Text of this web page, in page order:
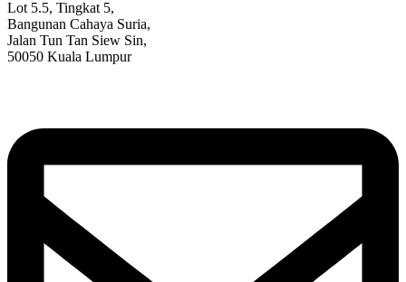
Lot 5.5, Tingkat 5,
Bangunan Cahaya Suria,
Jalan Tun Tan Siew Sin,
50050 Kuala Lumpur